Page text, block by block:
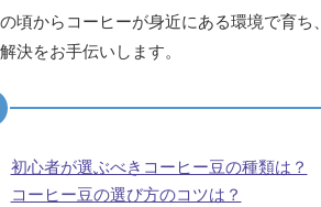
頃からコーヒーが身近にある環境で育
決をお手伝いします。
初心者が選ぶべきコーヒー豆の種類は？
コーヒー豆の選び方のコツは？